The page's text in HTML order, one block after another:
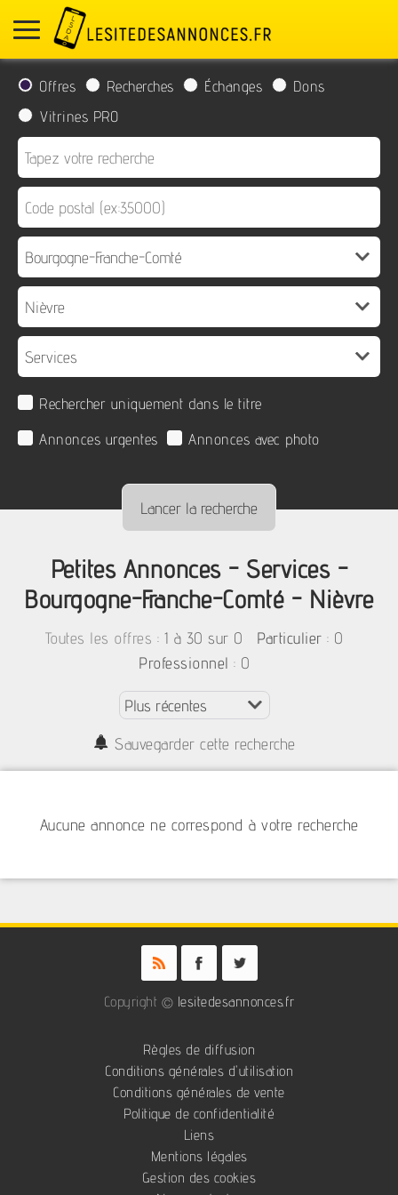
Offres Recherches Échanges
Dons
Vitrines PRO
Rechercher uniquement dans le titre
Annonces urgentes
Annonces avec photo
Petites Annonces - Services -
Bourgogne-Franche-Comté - Nièvre
Toutes les offres : 1 à 30 sur 0 Particulier : 0
Professionnel : 0
Sauvegarder cette recherche
Aucune annonce ne correspond à votre recherche
Copyright © lesitedesannonces.fr
Règles de diffusion
Conditions générales d'utilisation
Conditions générales de vente
Politique de confidentialité
Liens
Mentions légales
Gestion des cookies